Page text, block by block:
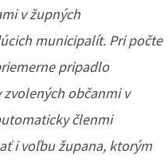
v župných
municipalít. Pri počte
pripadlo
občanmi v
členmi
i voľbu župana, ktorým